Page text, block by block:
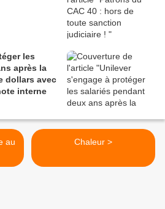
les
après la
dollars avec
interne
Chaleur >